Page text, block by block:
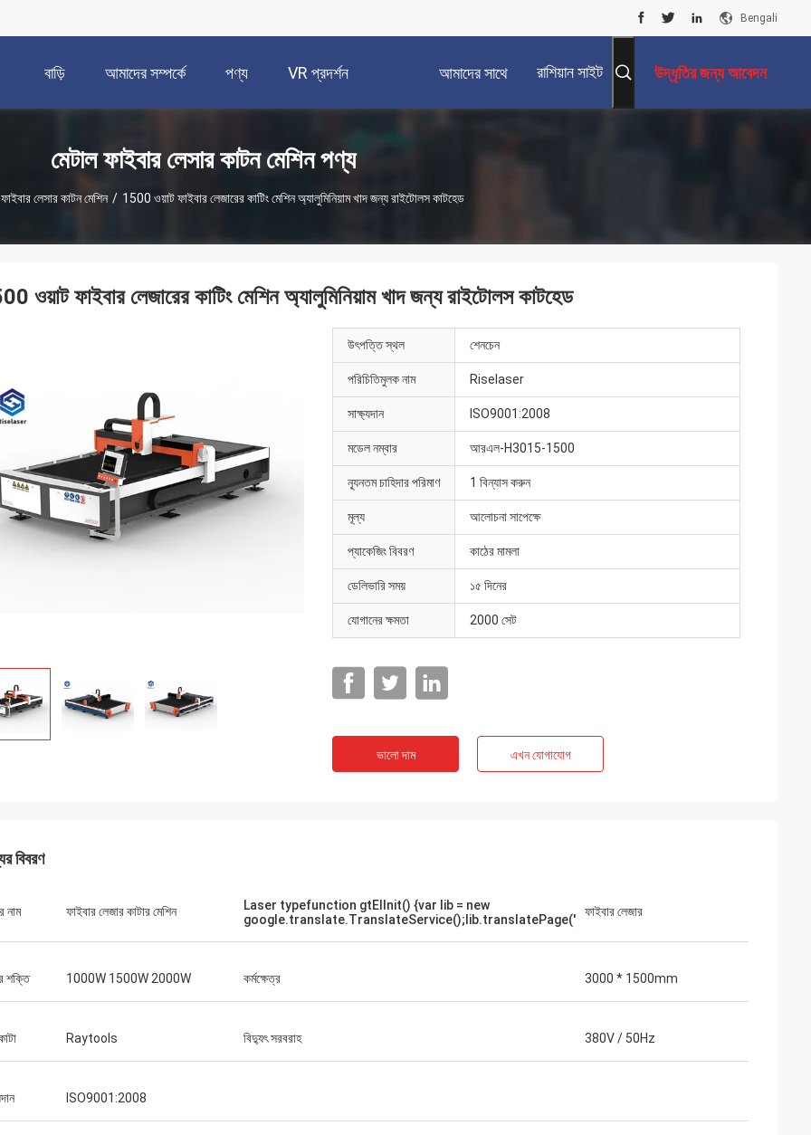
Bengali
বাড়ি আমাদের সম্পর্কে পণ্য VR প্রদর্শন আমাদের সাথে রাশিয়ান সাইট উদ্ধৃতির জন্য আবেদন
মেটাল ফাইবার লেসার কাটন মেশিন পণ্য
লেসার কাটন মেশিন / 1500 ওয়াট ফাইবার লেজারের কাটিং মেশিন অ্যালুমিনিয়াম খাদ জন্য রাইটোলস কাটহেড
স্টেফানো
ওয়াট ফাইবার লেজারের কাটিং মেশিন অ্যালুমিনিয়াম খাদ জন্য রাইটোলস কাটহেড
উৎপত্তি স্থল শেনচেন
পরিচিতিমুলক নাম Riselaser
সাক্ষ্যদান ISO9001:2008
মডেল নম্বার আরএল-H3015-1500
ন্যূনতম চাহিদার পরিমাণ 1 বিন্যাস করুন
মূল্য আলোচনা সাপেক্ষে
প্যাকেজিং বিবরণ কাঠের মামলা
ডেলিভারি সময় ১৫ দিনের
যোগানের ক্ষমতা 2000 সেট
ভালো দাম এখন যোগাযোগ
বিবরণ
নাম ফাইবার লেজার কাটার মেশিন
Laser typefunction gtElInit() {var lib = new
google.translate.TranslateService();lib.translatePage('
ফাইবার লেজার
শক্তি 1000W 1500W 2000W কর্মক্ষেত্র 3000 * 1500mm
Raytools বিদ্যুৎ সরবরাহ 380V / 50Hz
ISO9001:2008